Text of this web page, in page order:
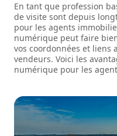
En tant que profession
de visite sont depuis
pour les agents
numérique peut faire
vos coordonnées et liens
vendeurs. Voici les
numérique pour les